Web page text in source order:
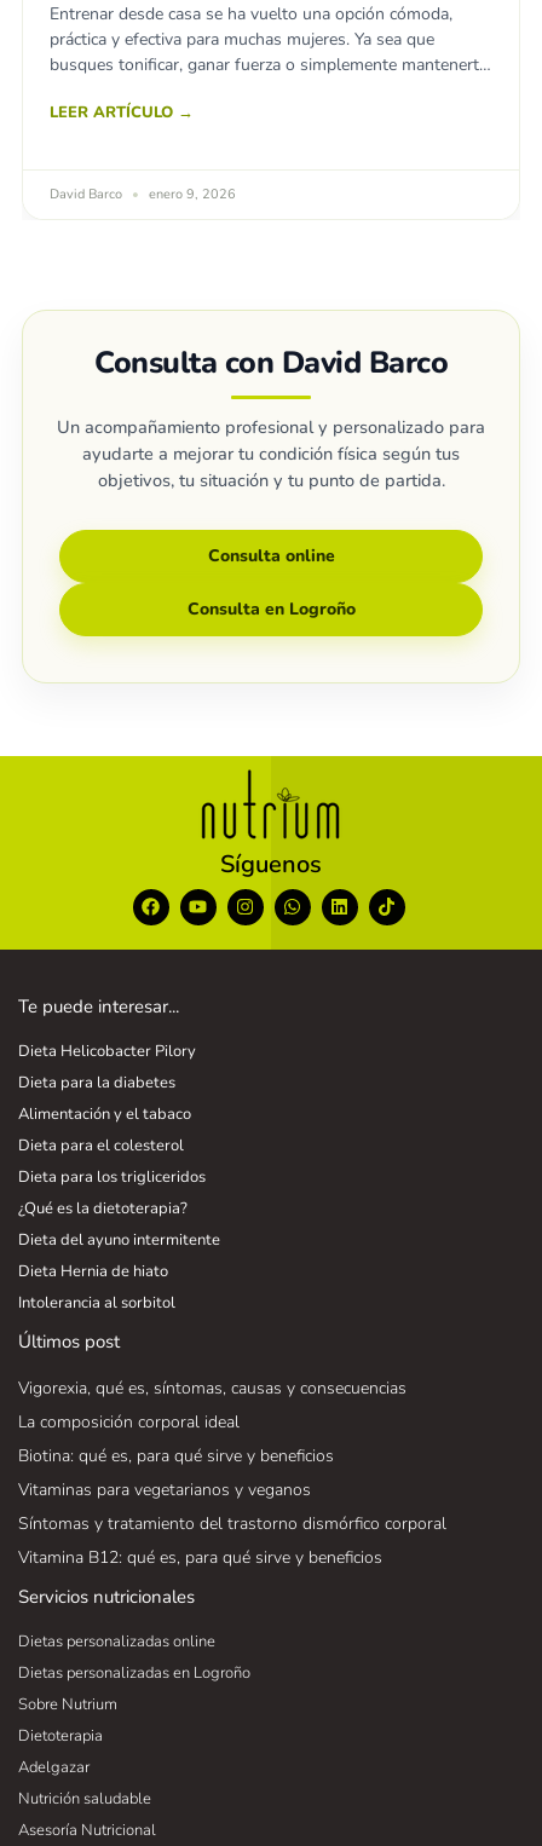
Entrenar desde casa se ha vuelto una opción cómoda,
práctica y efectiva para muchas mujeres. Ya sea que
busques tonificar, ganar fuerza o simplemente mantenerte
LEER ARTÍCULO →
David Barco enero 9, 2026
Consulta con David Barco
Un acompañamiento profesional y personalizado para
ayudarte a mejorar tu condición física según tus
objetivos, tu situación y tu punto de partida.
Consulta online
Consulta en Logroño
Síguenos
Servicios nutricionales
Dietas personalizadas online
Dietas personalizadas en Logroño
Sobre Nutrium
Dietoterapia
Adelgazar
Nutrición saludable
Asesoría Nutricional
Últimos post
Vigorexia, qué es, síntomas, causas y consecuencias
La composición corporal ideal
Biotina: qué es, para qué sirve y beneficios
Vitaminas para vegetarianos y veganos
Síntomas y tratamiento del trastorno dismórfico corporal
Vitamina B12: qué es, para qué sirve y beneficios
Te puede interesar...
Dieta Helicobacter Pilory
Dieta para la diabetes
Alimentación y el tabaco
Dieta para el colesterol
Dieta para los trigliceridos
¿Qué es la dietoterapia?
Dieta del ayuno intermitente
Dieta Hernia de hiato
Intolerancia al sorbitol